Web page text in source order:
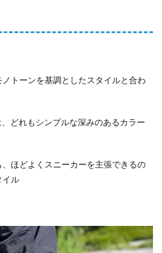
トーンを基調としたスタイルと合わ
どれもシンプルな深みのあるカラー
ほどよくスニーカーを主張できるの
イル